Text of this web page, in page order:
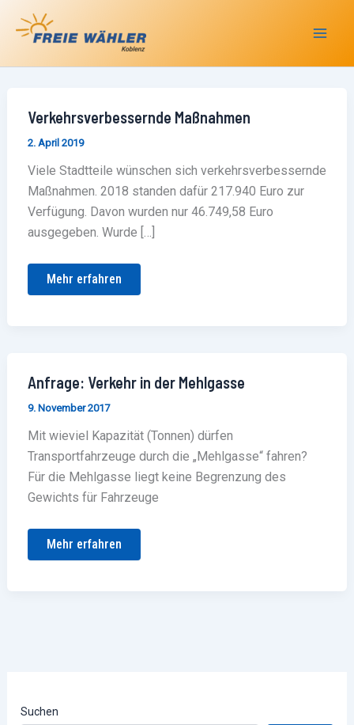
Inhalt
Verkehrsverbessernde Maßnahmen
2. April 2019
Viele Stadtteile wünschen sich verkehrsverbessernde
Maßnahmen. 2018 standen dafür 217.940 Euro zur
Verfügung. Davon wurden nur 46.749,58 Euro
ausgegeben. Wurde […]
Verkehrsverbessernde
Maßnahmen
Mehr erfahren
Anfrage: Verkehr in der Mehlgasse
9. November 2017
Mit wieviel Kapazität (Tonnen) dürfen
Transportfahrzeuge durch die „Mehlgasse“ fahren?
Für die Mehlgasse liegt keine Begrenzung des
Gewichts für Fahrzeuge
Anfrage:
Verkehr
in
der
Mehlgasse
Mehr erfahren
Suchen